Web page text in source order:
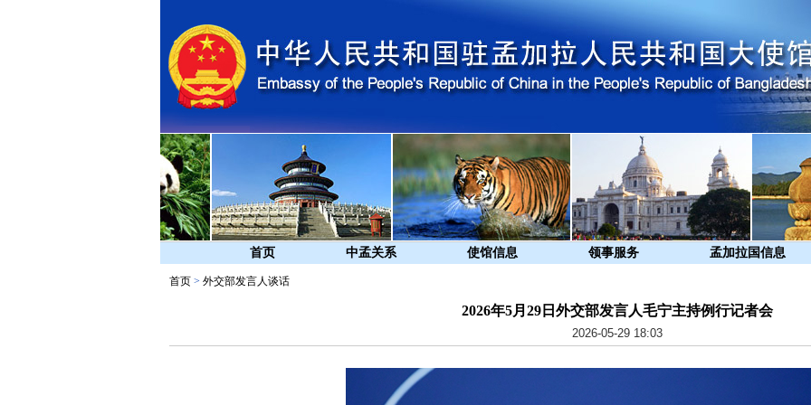
首页 中孟关系 使馆信息 领事服务 孟加拉国信息
首页> 外交部发言人谈话
2026年5月29日外交部发言人毛宁主持例行记者会
2026-05-29 18:03